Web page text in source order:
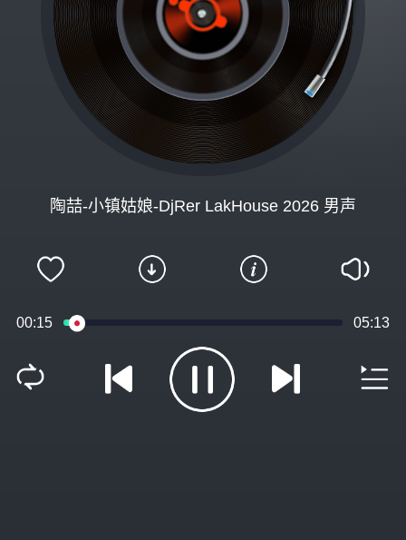
陶喆-小镇姑娘-DjRer LakHouse 2026 男声
00:15 05:13